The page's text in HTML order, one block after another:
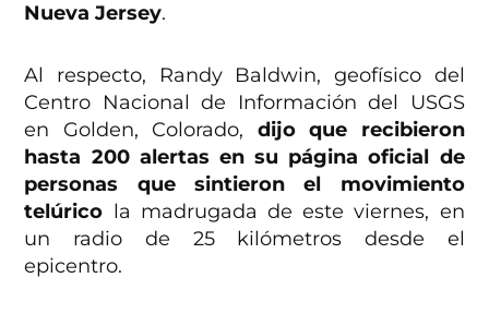
Nueva Jersey.
Al respecto, Randy Baldwin, geofísico del
Centro Nacional de Información del USGS
en Golden, Colorado, dijo que recibieron
hasta 200 alertas en su página oficial de
personas que sintieron el movimiento
telúrico la madrugada de este viernes, en
un radio de 25 kilómetros desde el
epicentro.